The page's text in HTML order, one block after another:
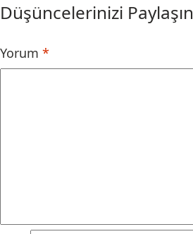
Düşüncelerinizi Paylaşın
Yorum *